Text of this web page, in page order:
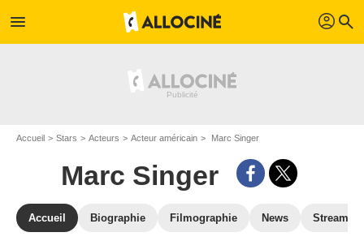
menu profil search
Accueil Stars Acteurs Acteur américain Marc Singer
Marc Singer
Accueil Biographie Filmographie News Streaming